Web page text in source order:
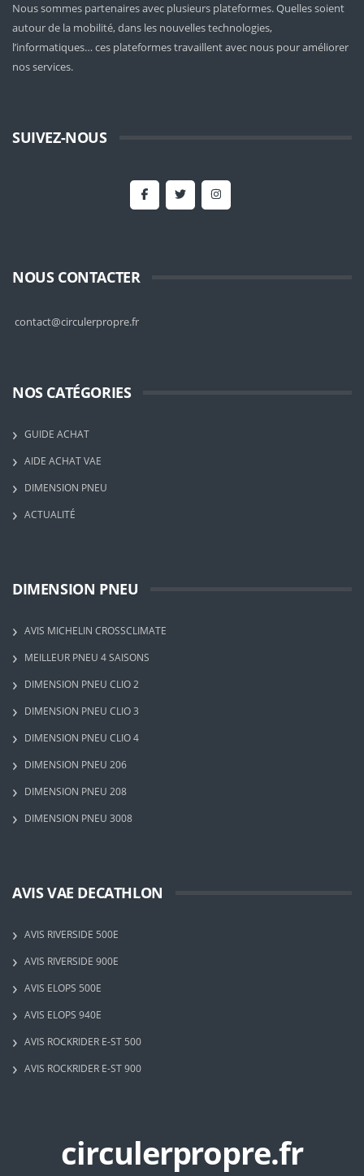
Nous sommes partenaires avec plusieurs plateformes. Quelles soient
autour de la mobilité, dans les nouvelles technologies,
l’informatiques… ces plateformes travaillent avec nous pour améliorer
nos services.
SUIVEZ-NOUS
NOUS CONTACTER
contact@circulerpropre.fr
NOS CATÉGORIES
GUIDE ACHAT
AIDE ACHAT VAE
DIMENSION PNEU
ACTUALITÉ
DIMENSION PNEU
AVIS MICHELIN CROSSCLIMATE
MEILLEUR PNEU 4 SAISONS
DIMENSION PNEU CLIO 2
DIMENSION PNEU CLIO 3
DIMENSION PNEU CLIO 4
DIMENSION PNEU 206
DIMENSION PNEU 208
DIMENSION PNEU 3008
AVIS VAE DECATHLON
AVIS RIVERSIDE 500E
AVIS RIVERSIDE 900E
AVIS ELOPS 500E
AVIS ELOPS 940E
AVIS ROCKRIDER E-ST 500
AVIS ROCKRIDER E-ST 900
circulerpropre.fr